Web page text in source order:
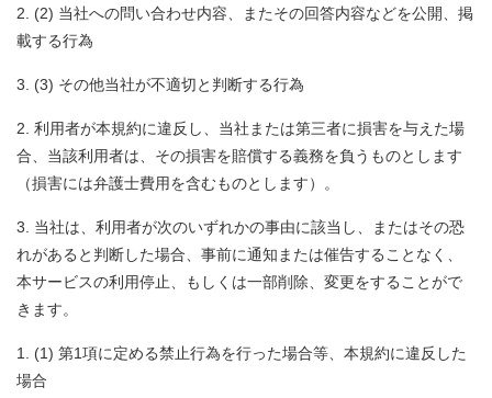
(2) 当社への問い合わせ内容、またその回答内容などを公開、掲
載する行為
(3) その他当社が不適切と判断する行為
利用者が本規約に違反し、当社または第三者に損害を与えた場
合、当該利用者は、その損害を賠償する義務を負うものとします
（損害には弁護士費用を含むものとします）。
当社は、利用者が次のいずれかの事由に該当し、またはその恐
れがあると判断した場合、事前に通知または催告することなく、
本サービスの利用停止、もしくは一部削除、変更をすることがで
きます。
(1) 第1項に定める禁止行為を行った場合等、本規約に違反した
場合